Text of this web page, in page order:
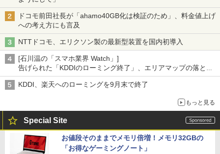
ドコモ前田社長が「ahamo40GB化は検証のため」、料金値上げ
への考え方にも言及
NTTドコモ、エリクソン製の最新型装置を国内初導入
[石川温の「スマホ業界 Watch」]
告げられた「KDDIのローミング終了」、エリアマップの落とし
穴と楽天モバイルの課題
KDDI、楽天へのローミングを9月末で終了
もっと見る
Special Site
お値段そのままでメモリ倍増！メモリ32GBの
「お得なゲーミングノート」